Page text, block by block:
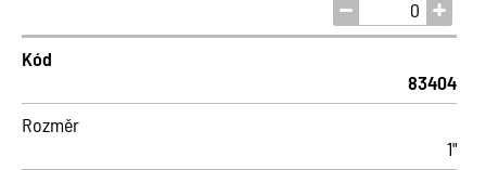
Kód
83404
Rozměr
1"